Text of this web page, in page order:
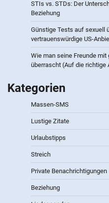
STIs vs. STDs: Der
Beziehung
Günstige Tests auf sexuell
vertrauenswürdige US-
Wie man seine Freunde
überrascht (Auf die richtige
Kategorien
Massen-SMS
Lustige Zitate
Urlaubstipps
Streich
Private Benachrichtigungen
Beziehung